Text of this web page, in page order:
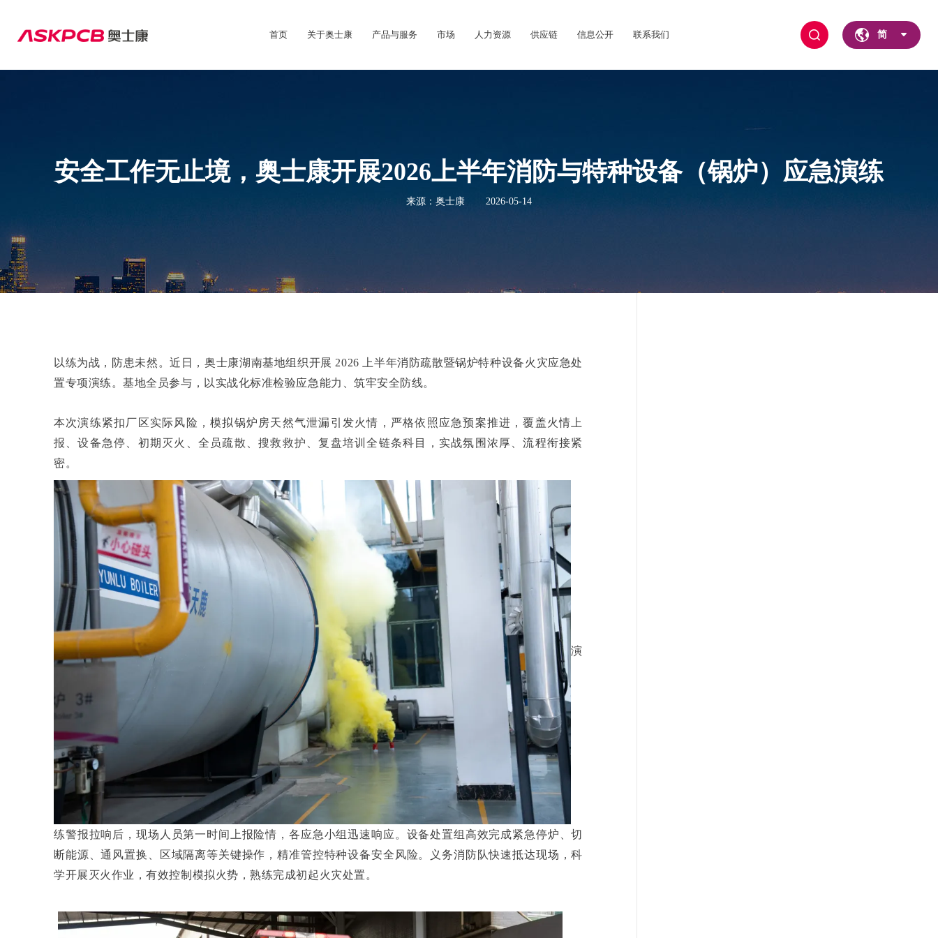
首页 关于奥士康 产品与服务 市场 人力资源 供应链 信息公开 联系我们 简
安全工作无止境，奥士康开展2026上半年消防与特种设备（锅炉）应急演练
来源：奥士康 2026-05-14
以练为战，防患未然。近日，奥士康湖南基地组织开展 2026 上半年消防疏散暨锅炉特种设备火灾应急处
置专项演练。基地全员参与，以实战化标准检验应急能力、筑牢安全防线。
本次演练紧扣厂区实际风险，模拟锅炉房天然气泄漏引发火情，严格依照应急预案推进，覆盖火情上
报、设备急停、初期灭火、全员疏散、搜救救护、复盘培训全链条科目，实战氛围浓厚、流程衔接紧
密。
演
练警报拉响后，现场人员第一时间上报险情，各应急小组迅速响应。设备处置组高效完成紧急停炉、切
断能源、通风置换、区域隔离等关键操作，精准管控特种设备安全风险。义务消防队快速抵达现场，科
学开展灭火作业，有效控制模拟火势，熟练完成初起火灾处置。